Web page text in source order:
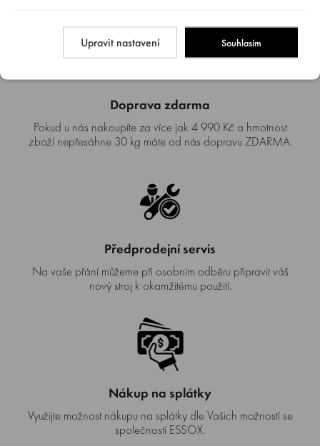
Doprava zdarma
Pokud u nás nakoupíte za více jak 4 990 Kč a hmotnost
zboží nepřesáhne 30 kg máte od nás dopravu ZDARMA.
Předprodejní servis
Na vaše přání můžeme při osobním odběru připravit váš
nový stroj k okamžitému použití.
Nákup na splátky
Využijte možnost nákupu na splátky dle Vašich možností se
společností ESSOX.
Upravit nastavení Souhlasím